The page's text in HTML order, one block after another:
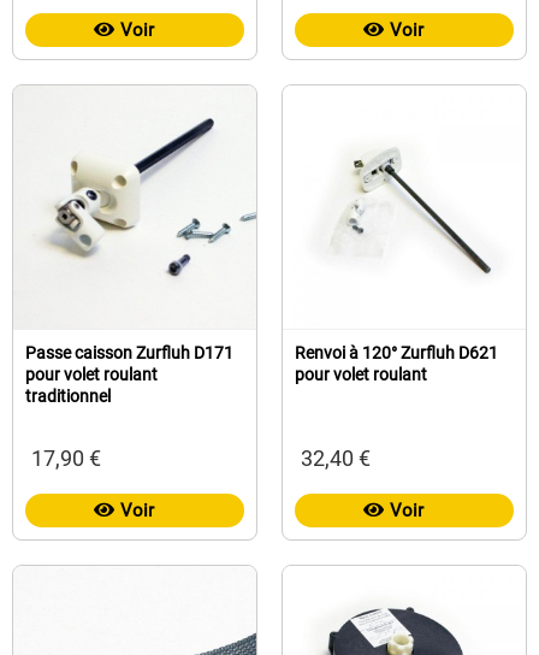
Voir Voir
Passe caisson Zurfluh D171
pour volet roulant
traditionnel
17,90 €
Voir
Renvoi à 120° Zurfluh D621
pour volet roulant
32,40 €
Voir